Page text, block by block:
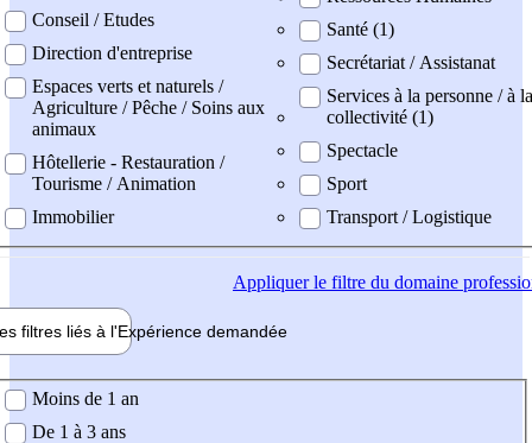
Conseil / Etudes
Direction d'entreprise
Espaces verts et naturels /
Agriculture / Pêche / Soins aux
animaux
Hôtellerie - Restauration /
Tourisme / Animation
Immobilier
Santé (1)
Secrétariat / Assistanat
Services à la personne / à la
collectivité (1)
Spectacle
Sport
Transport / Logistique
Appliquerle filtre du domaine
filtres liés à l'Expérience demandée
demandée
Moins de 1 an
De 1 à 3 ans